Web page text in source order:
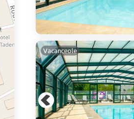
Vacanceole